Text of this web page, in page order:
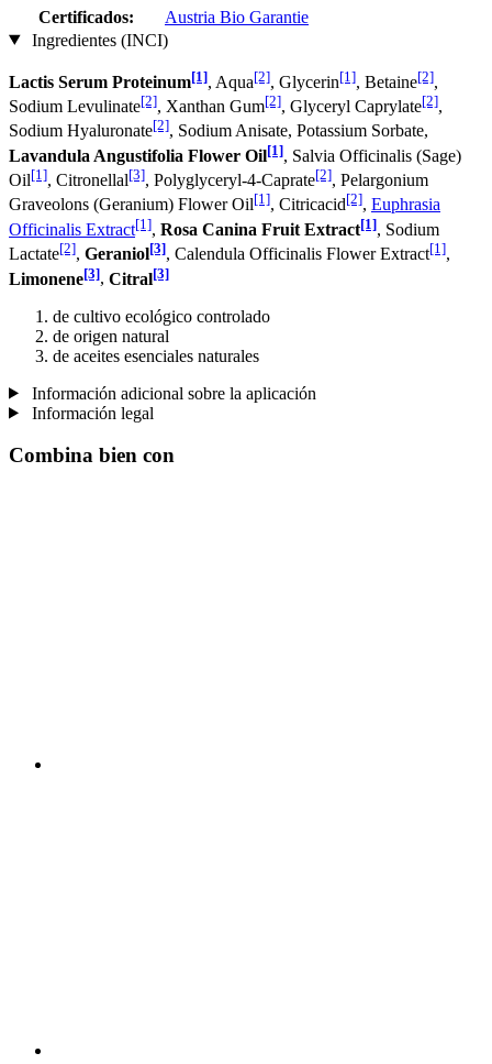
Certificados:
Austria Bio Garantie
Ingredientes (INCI)
Lactis Serum Proteinum[1], Aqua[2], Glycerin[1], Betaine[2],
Sodium Levulinate[2], Xanthan Gum[2], Glyceryl Caprylate[2],
Sodium Hyaluronate[2], Sodium Anisate, Potassium Sorbate,
Lavandula Angustifolia Flower Oil[1], Salvia Officinalis (Sage)
Oil[1], Citronellal[3], Polyglyceryl-4-Caprate[2], Pelargonium
Graveolons (Geranium) Flower Oil[1], Citricacid[2], Euphrasia
Officinalis Extract[1], Rosa Canina Fruit Extract[1], Sodium
Lactate[2], Geraniol[3], Calendula Officinalis Flower Extract[1],
Limonene[3], Citral[3]
de cultivo ecológico controlado
de origen natural
de aceites esenciales naturales
Información adicional sobre la aplicación
Información legal
Combina bien con